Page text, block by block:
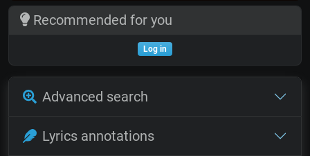
Recommended for you
Log in
Advanced search
Lyrics annotations